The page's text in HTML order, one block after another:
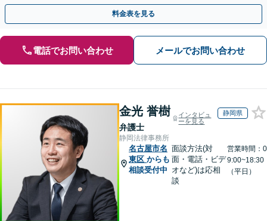
手金の返還保証もありますので安心してご相談ください。
料金表を見る
電話でお問い合わせ メールでお問い合わせ
金光 誉樹
弁護士
インタビュ
ーを見る
静岡県
静岡法律事務所
名古屋市名
東区 からも
相談受付中
面談方法(対
面・電話・ビデ
オなど)は応相
談
営業時間：0
9:00~18:30
（平日）